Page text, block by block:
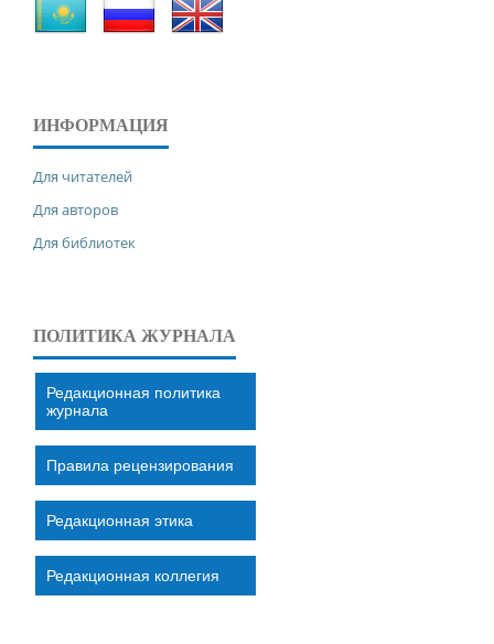
ИНФОРМАЦИЯ
Для читателей
Для авторов
Для библиотек
ПОЛИТИКА ЖУРНАЛА
Редакционная политика
журнала
Правила рецензирования
Редакционная этика
Редакционная коллегия